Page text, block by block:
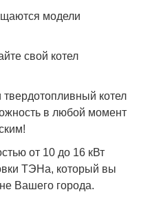
модели
свой котел
котел
в любой момент
от 10 до 16 кВт
ТЭНа, который вы
Вашего города.